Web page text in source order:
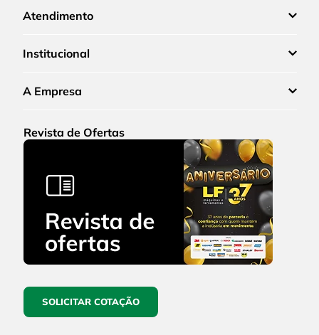
Atendimento
Institucional
A Empresa
Revista de Ofertas
SOLICITAR COTAÇÃO